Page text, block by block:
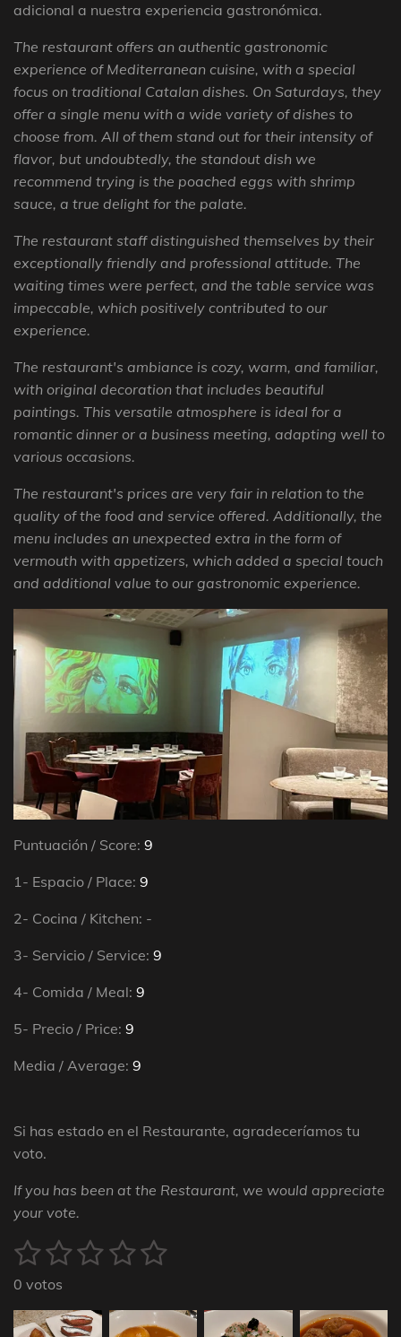
adicional a nuestra experiencia gastronómica.
The restaurant offers an authentic gastronomic
experience of Mediterranean cuisine, with a special
focus on traditional Catalan dishes. On Saturdays, they
offer a single menu with a wide variety of dishes to
choose from. All of them stand out for their intensity of
flavor, but undoubtedly, the standout dish we
recommend trying is the poached eggs with shrimp
sauce, a true delight for the palate.
The restaurant staff distinguished themselves by their
exceptionally friendly and professional attitude. The
waiting times were perfect, and the table service was
impeccable, which positively contributed to our
experience.
The restaurant's ambiance is cozy, warm, and familiar,
with original decoration that includes beautiful
paintings. This versatile atmosphere is ideal for a
romantic dinner or a business meeting, adapting well to
various occasions.
The restaurant's prices are very fair in relation to the
quality of the food and service offered. Additionally, the
menu includes an unexpected extra in the form of
vermouth with appetizers, which added a special touch
and additional value to our gastronomic experience.
Puntuación / Score: 9
1- Espacio / Place: 9
2- Cocina / Kitchen: -
3- Servicio / Service: 9
4- Comida / Meal: 9
5- Precio / Price: 9
Media / Average: 9
Si has estado en el Restaurante, agradeceríamos tu
voto.
If you has been at the Restaurant, we would appreciate
your vote.
V
a
l
o
1
e
s
2
e
s
3
s
4
s
5
s
E
a
0 votos